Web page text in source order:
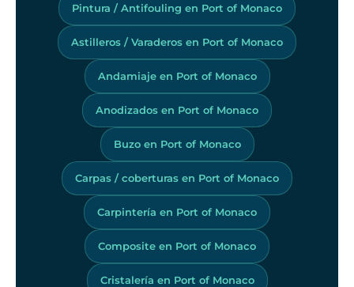
Pintura / Antifouling en Port of Monaco
Astilleros / Varaderos en Port of Monaco
Andamiaje en Port of Monaco
Anodizados en Port of Monaco
Buzo en Port of Monaco
Carpas / coberturas en Port of Monaco
Carpintería en Port of Monaco
Composite en Port of Monaco
Cristalería en Port of Monaco